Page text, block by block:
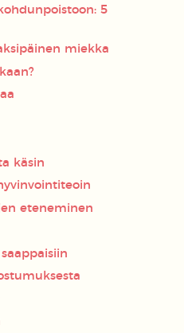
5
miekka
käsin
eteneminen